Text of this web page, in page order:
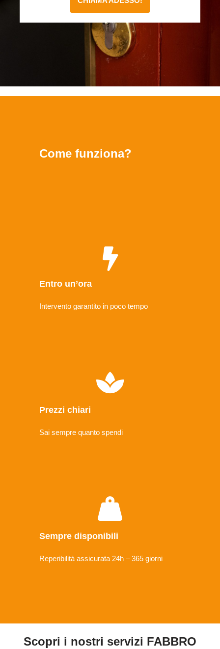
Come funziona?
Entro un’ora
Intervento garantito in poco tempo
Prezzi chiari
Sai sempre quanto spendi
Sempre disponibili
Reperibilità assicurata 24h – 365 giorni
Scopri i nostri servizi FABBRO